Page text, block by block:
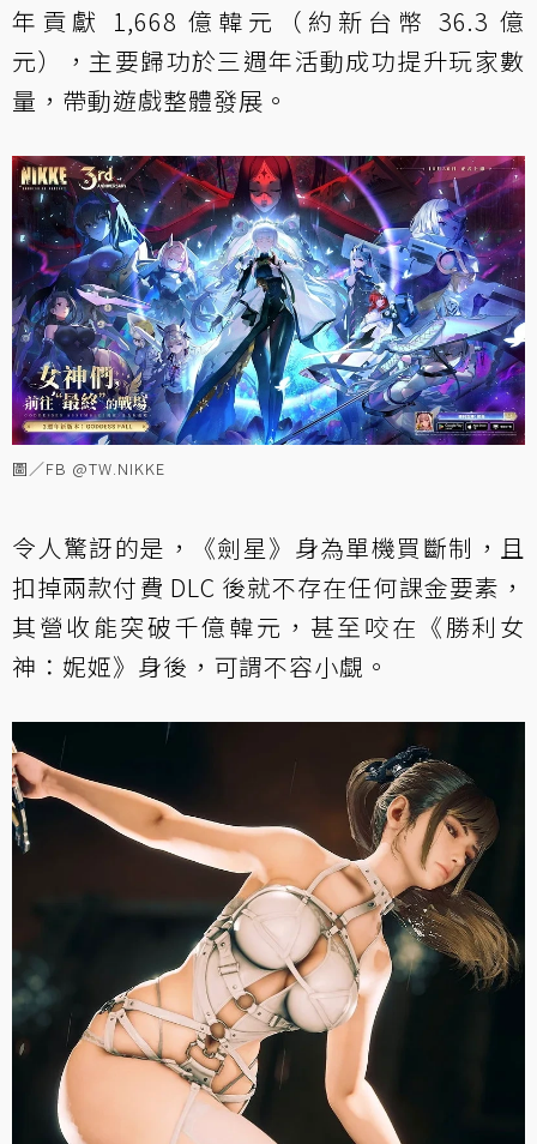
年貢獻 1,668 億韓元（約新台幣 36.3 億
元），主要歸功於三週年活動成功提升玩家數
量，帶動遊戲整體發展。
圖／FB @TW.NIKKE
令人驚訝的是，《劍星》身為單機買斷制，且
扣掉兩款付費 DLC 後就不存在任何課金要素，
其營收能突破千億韓元，甚至咬在《勝利女
神：妮姬》身後，可謂不容小覷。